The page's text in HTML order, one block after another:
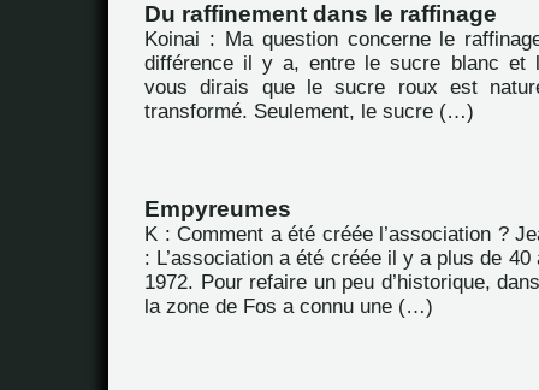
Du raffinement dans le raffinage
Koinai : Ma question concerne le
différence il y a, entre le sucre blanc et
vous dirais que le sucre roux est
transformé. Seulement, le sucre (…)
Empyreumes
K : Comment a été créée l’association ?
: L’association a été créée il y a plus de 40
1972. Pour refaire un peu d’historique,
la zone de Fos a connu une (…)